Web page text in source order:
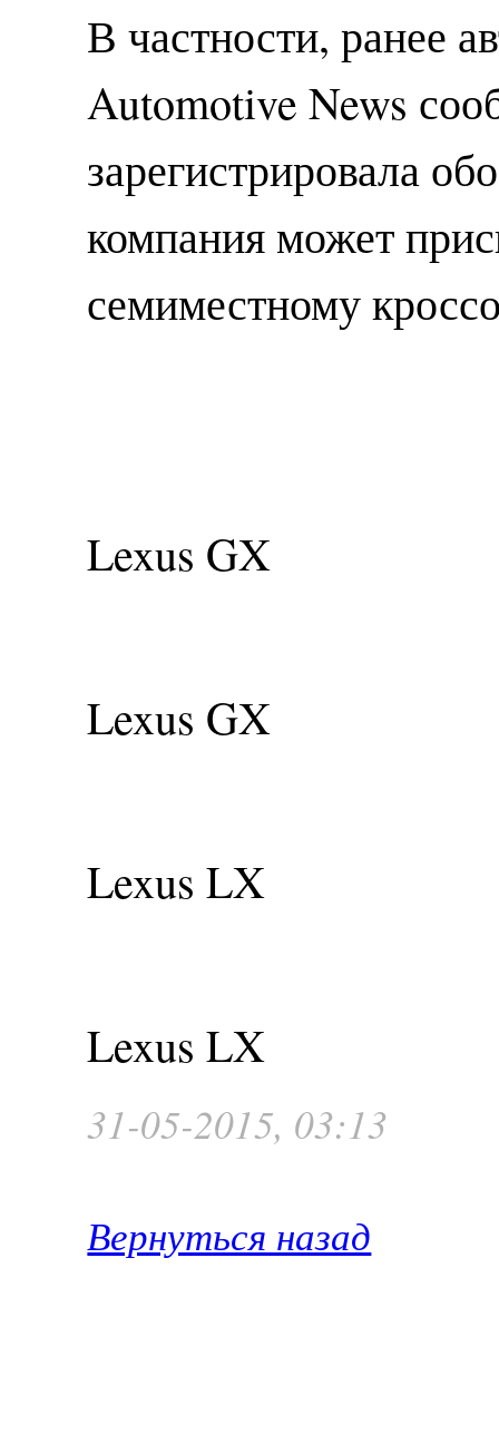
В частности, ранее
Automotive News
зарегистрировала
компания может
семиместному
Lexus GX
Lexus GX
Lexus LX
Lexus LX
31-05-2015, 03:13
Вернуться назад